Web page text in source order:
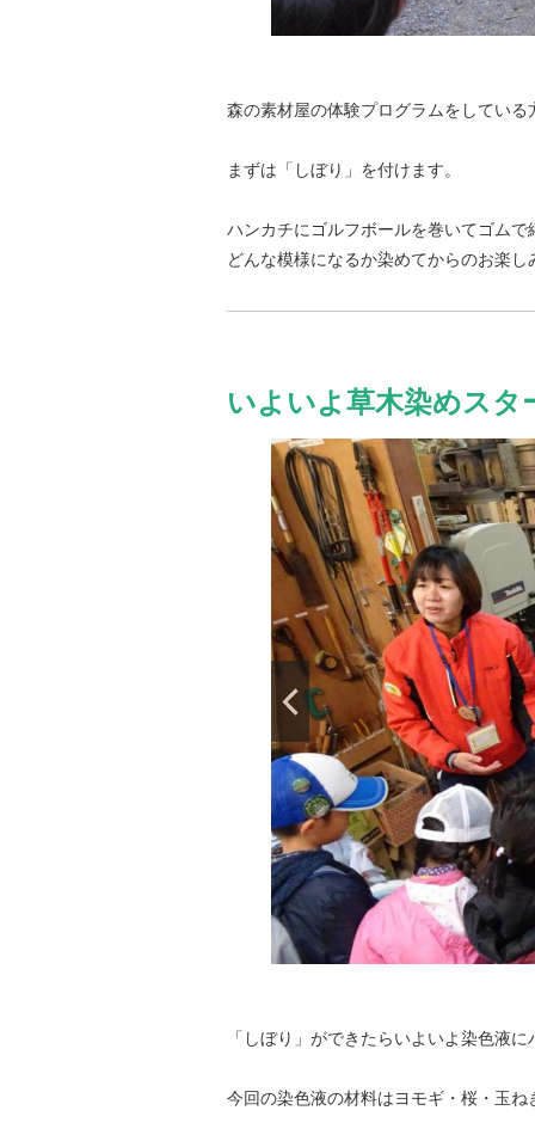
ゴムで縛っ
森の素材屋の体験プログラムをしてい
まずは「しぼり」を付けます。
ハンカチにゴルフボールを巻いてゴム
どんな模様になるか染めてからのお楽し
いよいよ草木染めスタ
「しぼり」ができたらいよいよ染色液
今回の染色液の材料はヨモギ・桜・玉ね